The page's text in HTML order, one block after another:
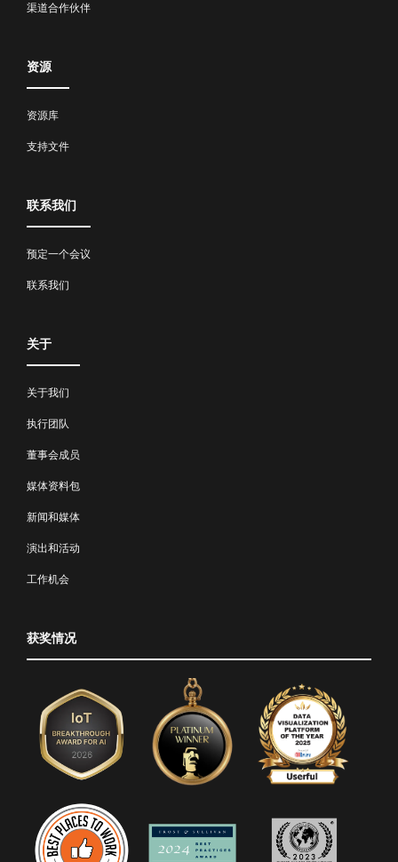
渠道合作伙伴
资源
资源库
支持文件
联系我们
预定一个会议
联系我们
关于
关于我们
执行团队
董事会成员
媒体资料包
新闻和媒体
演出和活动
工作机会
获奖情况